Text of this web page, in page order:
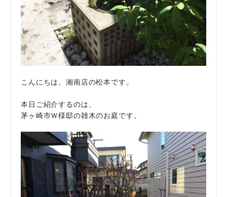
こんにちは、湘南店の松本です。
本日ご紹介するのは、
茅ヶ崎市Ｗ様邸の雑木のお庭です。